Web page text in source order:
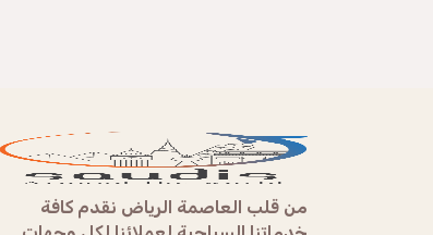
من قلب العاصمة الرياض نقدم كافة